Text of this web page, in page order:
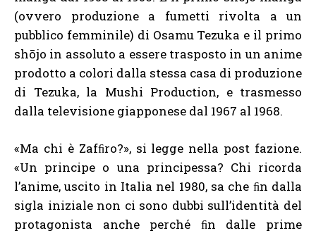
(ovvero produzione a fumetti rivolta a un
pubblico femminile) di Osamu Tezuka e il primo
shōjo in assoluto a essere trasposto in un anime
prodotto a colori dalla stessa casa di produzione
di Tezuka, la Mushi Production, e trasmesso
dalla televisione giapponese dal 1967 al 1968.
«Ma chi è Zafﬁro?», si legge nella post fazione.
«Un principe o una principessa? Chi ricorda
l’anime, uscito in Italia nel 1980, sa che ﬁn dalla
sigla iniziale non ci sono dubbi sull’identità del
protagonista anche perché ﬁn dalle prime